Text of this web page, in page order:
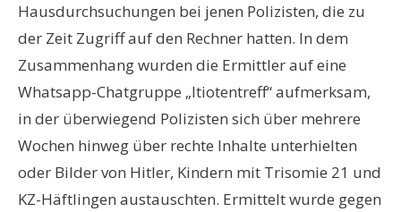
Hausdurchsuchungen bei jenen Polizisten, die zu
der Zeit Zugriff auf den Rechner hatten. In dem
Zusammenhang wurden die Ermittler auf eine
Whatsapp-Chatgruppe „Itiotentreff“ aufmerksam,
in der überwiegend Polizisten sich über mehrere
Wochen hinweg über rechte Inhalte unterhielten
oder Bilder von Hitler, Kindern mit Trisomie 21 und
KZ-Häftlingen austauschten. Ermittelt wurde gegen